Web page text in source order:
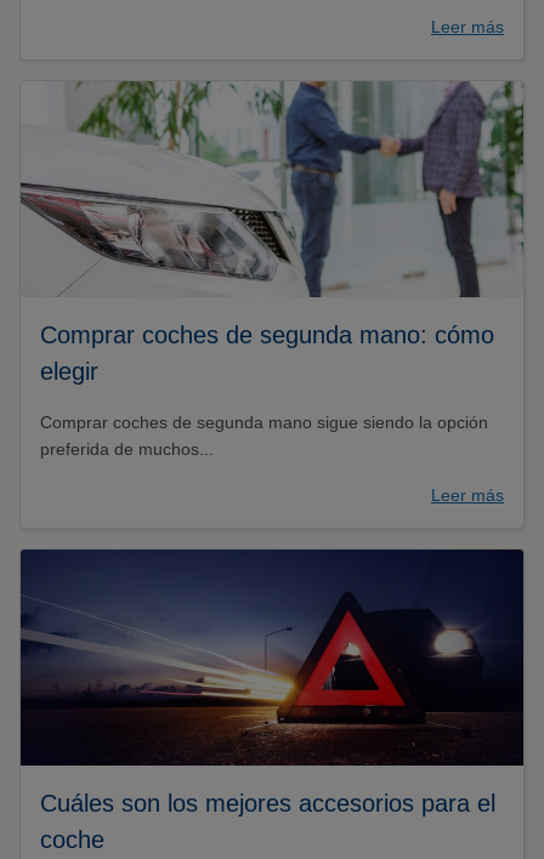
Leer más
Comprar coches de segunda mano: cómo
elegir
Comprar coches de segunda mano sigue siendo la opción
preferida de muchos...
Leer más
Cuáles son los mejores accesorios para el
coche